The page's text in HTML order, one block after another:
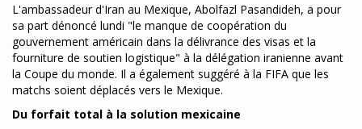
L'ambassadeur d'Iran au Mexique, Abolfazl Pasandideh, a pour
sa part dénoncé lundi "le manque de coopération du
gouvernement américain dans la délivrance des visas et la
fourniture de soutien logistique" à la délégation iranienne avant
la Coupe du monde. Il a également suggéré à la FIFA que les
matchs soient déplacés vers le Mexique.
Du forfait total à la solution mexicaine